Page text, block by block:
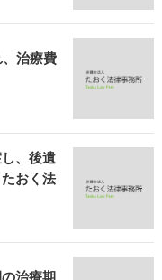
治療費
、後遺
おく法